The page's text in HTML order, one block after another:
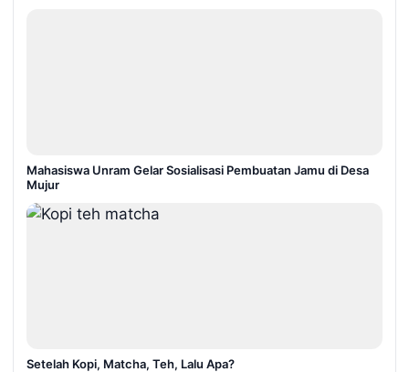
Mahasiswa Unram Gelar Sosialisasi Pembuatan Jamu di Desa
Mujur
Setelah Kopi, Matcha, Teh, Lalu Apa?